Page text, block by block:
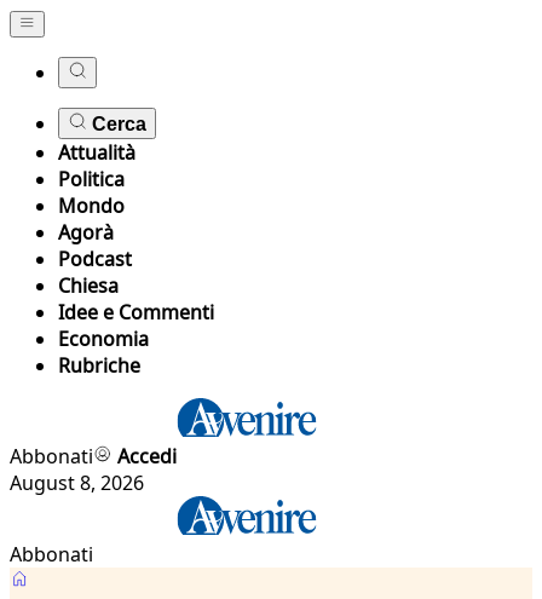
Cerca
Attualità
Politica
Mondo
Agorà
Podcast
Chiesa
Idee e Commenti
Economia
Rubriche
Abbonati
Accedi
August 8, 2026
Abbonati